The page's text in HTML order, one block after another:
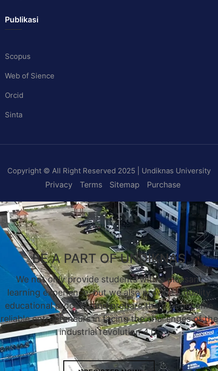
Publikasi
Scopus
Web of Sience
Orcid
Sinta
Copyright © All Right Reserved 2025 | Undiknas University
Privacy Terms Sitemap Purchase
BE A PART OF UNDIKNAS
We not only provide students with a pleasant
learning experience, but we also provide a quality
educational process, and prepare them to become
reliable entrepreneurs in facing the challenges of the
industrial revolution 4.0.